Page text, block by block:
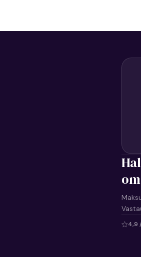
4,9